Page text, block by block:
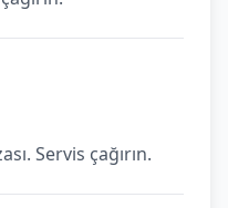
Servis çağırın.